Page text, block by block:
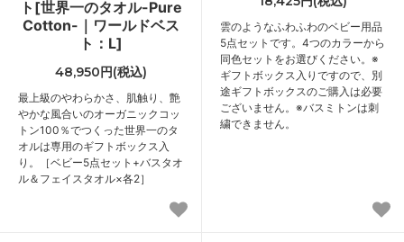
ト[世界一のタオル-Pure
Cotton-｜ワールドベス
ト：L]
48,950円(税込)
最上級のやわらかさ、肌触り、艶
やかな風合いのオーガニックコッ
トン100％でつくった世界一のタ
オルは専用のギフトボックス入
り。［ベビー5点セット+バスタオ
ル＆フェイスタオル×各2］
雲のようなふわふわのベビー用品
5点セットです。4つのカラーから
同色セットをお選びください。※
ギフトボックス入りですので、別
途ギフトボックスのご購入は必要
ございません。※バスミトンは刺
繍できません。